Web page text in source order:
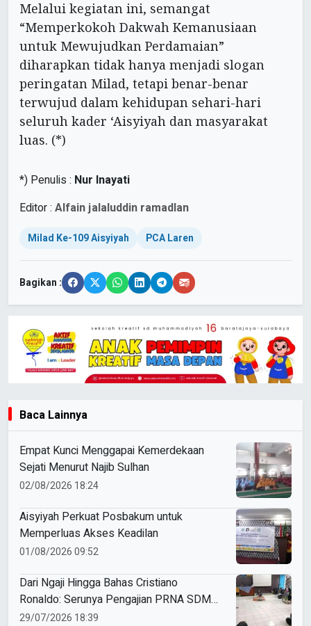
Melalui kegiatan ini, semangat
“Memperkokoh Dakwah Kemanusiaan
untuk Mewujudkan Perdamaian”
diharapkan tidak hanya menjadi slogan
peringatan Milad, tetapi benar-benar
terwujud dalam kehidupan sehari-hari
seluruh kader ‘Aisyiyah dan masyarakat
luas. (*)
*) Penulis : Nur Inayati
Editor : Alfain jalaluddin ramadlan
Milad Ke-109 Aisyiyah PCA Laren
Bagikan :
Baca Lainnya
Empat Kunci Menggapai Kemerdekaan
Sejati Menurut Najib Sulhan
02/08/2026 18:24
Aisyiyah Perkuat Posbakum untuk
Memperluas Akses Keadilan
01/08/2026 09:52
Dari Ngaji Hingga Bahas Cristiano
Ronaldo: Serunya Pengajian PRNA SDM
Tanggul Membedah 7 Karakter
29/07/2026 18:39